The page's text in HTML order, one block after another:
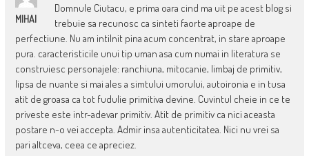
MIHAI
Domnule Ciutacu, e prima oara cind ma uit pe acest blog si
trebuie sa recunosc ca sinteti faorte aproape de
perfectiune. Nu am intilnit pina acum concentrat, in stare aproape
pura. caracteristicile unui tip uman asa cum numai in literatura se
construiesc personajele: ranchiuna, mitocanie, limbaj de primitiv,
lipsa de nuante si mai ales a simtului umorului, autoironia e in tusa
atit de groasa ca tot fudulie primitiva devine. Cuvintul cheie in ce te
priveste este intr-adevar primitiv. Atit de primitiv ca nici aceasta
postare n-o vei accepta. Admir insa autenticitatea. Nici nu vrei sa
pari altceva, ceea ce apreciez.